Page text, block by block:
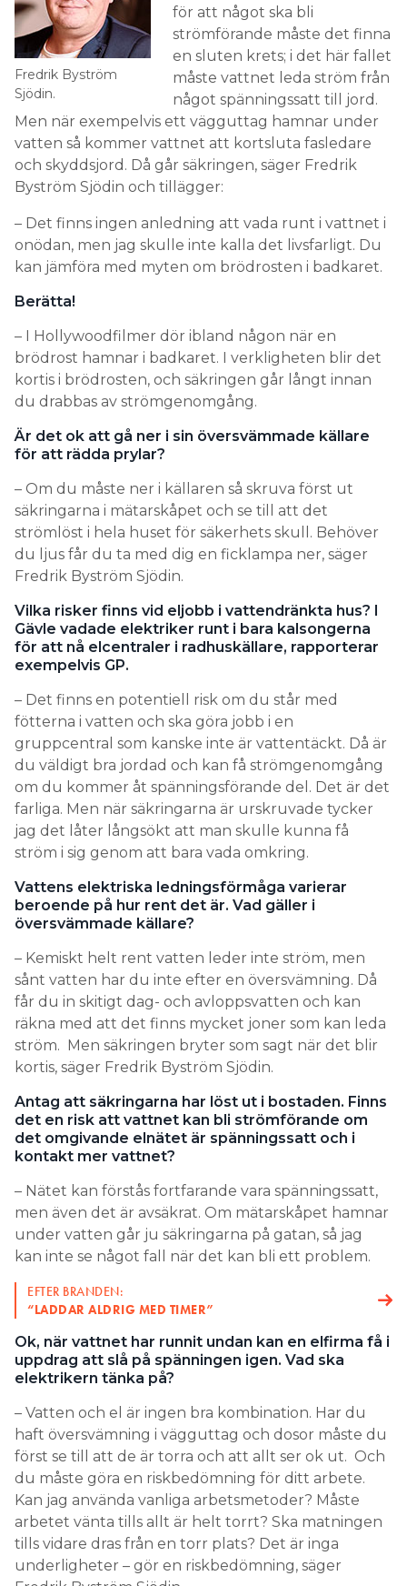
Fredrik Byström
Sjödin.
för att något ska bli
strömförande måste det finna
en sluten krets; i det här fallet
måste vattnet leda ström från
något spänningssatt till jord.
Men när exempelvis ett vägguttag hamnar under
vatten så kommer vattnet att kortsluta fasledare
och skyddsjord. Då går säkringen, säger Fredrik
Byström Sjödin och tillägger:
– Det finns ingen anledning att vada runt i vattnet i
onödan, men jag skulle inte kalla det livsfarligt. Du
kan jämföra med myten om brödrosten i badkaret.
Berätta!
– I Hollywoodfilmer dör ibland någon när en
brödrost hamnar i badkaret. I verkligheten blir det
kortis i brödrosten, och säkringen går långt innan
du drabbas av strömgenomgång.
Är det ok att gå ner i sin översvämmade källare
för att rädda prylar?
– Om du måste ner i källaren så skruva först ut
säkringarna i mätarskåpet och se till att det
strömlöst i hela huset för säkerhets skull. Behöver
du ljus får du ta med dig en ficklampa ner, säger
Fredrik Byström Sjödin.
Vilka risker finns vid eljobb i vattendränkta hus? I
Gävle vadade elektriker runt i bara kalsongerna
för att nå elcentraler i radhuskällare, rapporterar
exempelvis GP.
– Det finns en potentiell risk om du står med
fötterna i vatten och ska göra jobb i en
gruppcentral som kanske inte är vattentäckt. Då är
du väldigt bra jordad och kan få strömgenomgång
om du kommer åt spänningsförande del. Det är det
farliga. Men när säkringarna är urskruvade tycker
jag det låter långsökt att man skulle kunna få
ström i sig genom att bara vada omkring.
Vattens elektriska ledningsförmåga varierar
beroende på hur rent det är. Vad gäller i
översvämmade källare?
– Kemiskt helt rent vatten leder inte ström, men
sånt vatten har du inte efter en översvämning. Då
får du in skitigt dag- och avloppsvatten och kan
räkna med att det finns mycket joner som kan leda
ström. Men säkringen bryter som sagt när det blir
kortis, säger Fredrik Byström Sjödin.
Antag att säkringarna har löst ut i bostaden. Finns
det en risk att vattnet kan bli strömförande om
det omgivande elnätet är spänningssatt och i
kontakt mer vattnet?
– Nätet kan förstås fortfarande vara spänningssatt,
men även det är avsäkrat. Om mätarskåpet hamnar
under vatten går ju säkringarna på gatan, så jag
kan inte se något fall när det kan bli ett problem.
EFTER BRANDEN:
“LADDAR ALDRIG MED TIMER”
Ok, när vattnet har runnit undan kan en elfirma få i
uppdrag att slå på spänningen igen. Vad ska
elektrikern tänka på?
– Vatten och el är ingen bra kombination. Har du
haft översvämning i vägguttag och dosor måste du
först se till att de är torra och att allt ser ok ut. Och
du måste göra en riskbedömning för ditt arbete.
Kan jag använda vanliga arbetsmetoder? Måste
arbetet vänta tills allt är helt torrt? Ska matningen
tills vidare dras från en torr plats? Det är inga
underligheter – gör en riskbedömning, säger